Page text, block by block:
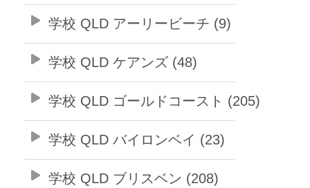
学校 QLD アーリービーチ (9)
学校 QLD ケアンズ (48)
学校 QLD ゴールドコースト (205)
学校 QLD バイロンベイ (23)
学校 QLD ブリスベン (208)